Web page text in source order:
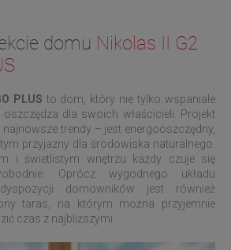
domu Nikolas II G2
PLUS to dom, który nie tylko wspaniale
dla swoich właścicieli. Projekt
trendy – jest energooszczędny,
przyjazny dla środowiska naturalnego.
i świetlistym wnętrzu każdy czuje się
Oprócz wygodnego układu
domowników jest również
taras, na którym można przyjemnie
czas z najbliższymi.